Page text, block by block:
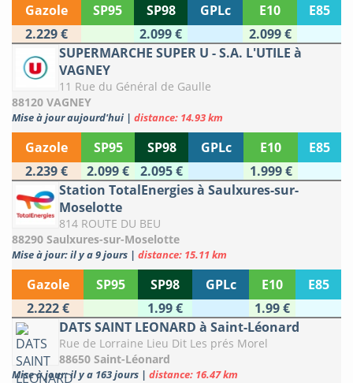
Gazole SP95 SP98 GPLc E10
E85
2.229 €
2.099 €
2.099 €
SUPERMARCHE SUPER U - S.A. L'UTILE à
VAGNEY
11 Rue du Général de Gaulle
88120 VAGNEY
Mise à jour aujourd'hui | distance: 14.93 km
Gazole SP95 SP98 GPLc E10
E85
2.239 €
2.099 € 2.095 €
1.999 €
Station TotalEnergies à Saulxures-sur-
Moselotte
814 ROUTE DU BEU
88290 Saulxures-sur-Moselotte
Mise à jour: il y a 9 jours | distance: 15.11 km
Gazole SP95 SP98 GPLc E10
E85
2.222 €
1.99 €
1.99 €
DATS SAINT LEONARD à Saint-Léonard
Rue de Lorraine Lieu Dit Les prés Morel
88650 Saint-Léonard
Mise à jour: il y a 163 jours | distance: 16.47 km